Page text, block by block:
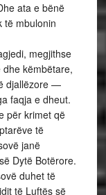
ata e bënë
të mbulonin
megjithse
këmbëtare,
djallëzore —
faqja e dheut.
për krimet që
të
janë
Dytë Botërore.
duhet të
të Luftës së